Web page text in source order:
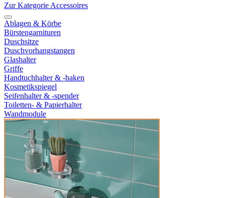
Zur Kategorie Accessoires
Ablagen & Körbe
Bürstengarnituren
Duschsitze
Duschvorhangstangen
Glashalter
Griffe
Handtuchhalter & -haken
Kosmetikspiegel
Seifenhalter & -spender
Toiletten- & Papierhalter
Wandmodule